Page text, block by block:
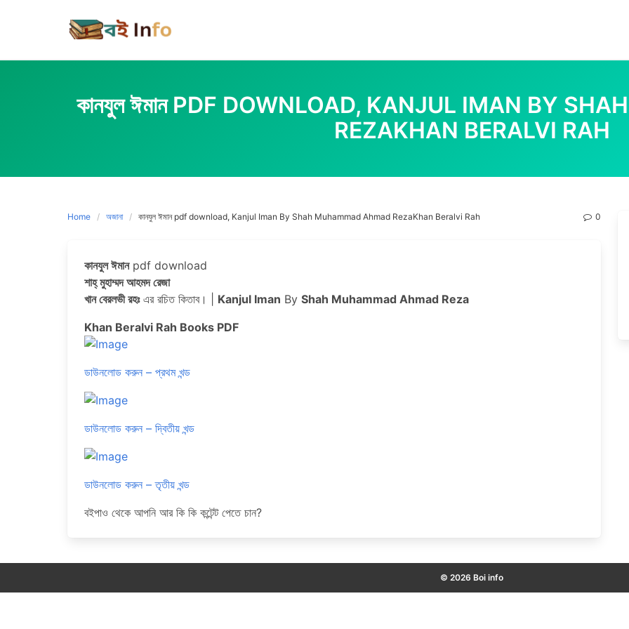
কানযুল ঈমান PDF DOWNLOAD, KANJUL IMAN BY
REZAKHAN BERALVI RAH
Home অজানা কানযুল ঈমান pdf download, Kanjul Iman By Shah Muhammad Ahmad RezaKhan Beralvi Rah 0
কানযুল ঈমানpdf download
শাহ্ মুহাম্মদ আহমদ রেজা
খান বেরলভী রহঃএর রচিত কিতাব। | Kanjul Iman By Shah Muhammad Ahmad Reza
Khan Beralvi Rah Books PDF
ডাউনলোড করুন – প্রথম খন্ড
ডাউনলোড করুন – দ্বিতীয় খন্ড
ডাউনলোড করুন – তৃতীয় খন্ড
বইপাও থেকে আপনি আর কি কি কন্টেন্ট পেতে চান?
© 2026 Boi info